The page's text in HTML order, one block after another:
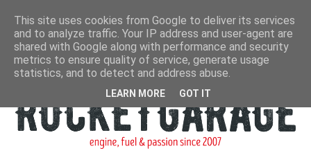
This site uses cookies from Google to deliver its services
and to analyze traffic. Your IP address and user-agent are
shared with Google along with performance and security
metrics to ensure quality of service, generate usage
statistics, and to detect and address abuse.
LEARN MORE GOT IT